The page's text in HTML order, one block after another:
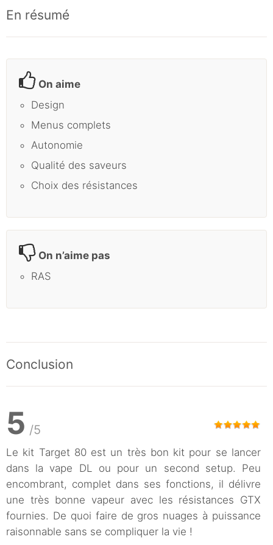
En résumé
On aime
Design
Menus complets
Autonomie
Qualité des saveurs
Choix des résistances
On n’aime pas
RAS
Conclusion
5 /5
Le kit Target 80 est un très bon kit pour se lancer
dans la vape DL ou pour un second setup. Peu
encombrant, complet dans ses fonctions, il délivre
une très bonne vapeur avec les résistances GTX
fournies. De quoi faire de gros nuages à puissance
raisonnable sans se compliquer la vie !